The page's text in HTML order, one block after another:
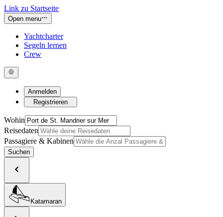
Link zu Startseite
Open menu
Yachtcharter
Segeln lernen
Crew
Anmelden
Registrieren
Wohin
Reisedaten
Passagiere & Kabinen
Suchen
Katamaran